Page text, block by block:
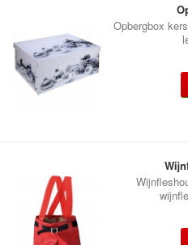
Opbergbox